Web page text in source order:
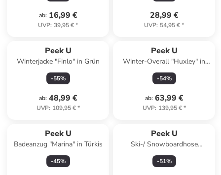
ab: 16,99 €
UVP: 39,95 €*
28,99 €
UVP: 54,95 €*
Peek U
Winterjacke "Finlo" in Grün
-55%
ab: 48,99 €
UVP: 109,95 €*
Peek U
Winter-Overall "Huxley" in
Grün/ Grau
-54%
ab: 63,99 €
UVP: 139,95 €*
Peek U
Badeanzug "Marina" in Türkis
-45%
Peek U
Ski-/ Snowboardhose
"Sapphire" in Lila
-51%